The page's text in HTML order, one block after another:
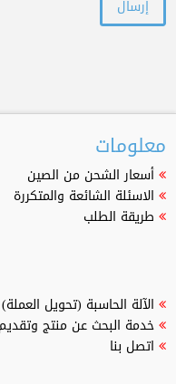
معلومات
أسعار الشحن من الصين
الاسئلة الشائعة والمتكررة
طريقة الطلب
الآلة الحاسبة (تحويل العملة)
خدمة البحث عن منتج
اتصل بنا